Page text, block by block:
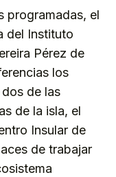
programadas, el
del Instituto
Pérez de
los
de las
de la isla, el
Insular de
de trabajar